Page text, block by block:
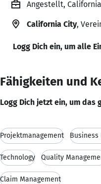
Angestellt,
California City,
Logg Dich ein, um alle
Fähigkeiten und
Logg Dich jetzt ein, um das
Projektmanagement Business
Technology Quality
Claim Management